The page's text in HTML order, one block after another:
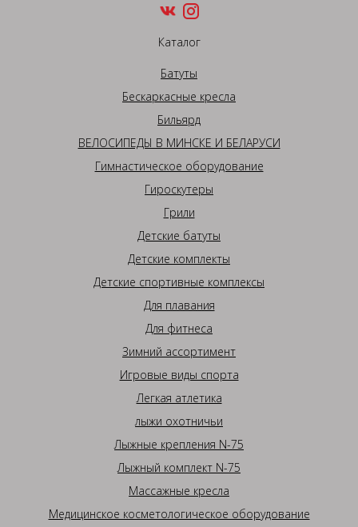
Каталог
Батуты
Бескаркасные кресла
Бильярд
ВЕЛОСИПЕДЫ В МИНСКЕ И БЕЛАРУСИ
Гимнастическое оборудование
Гироскутеры
Грили
Детские батуты
Детские комплекты
Детские спортивные комплексы
Для плавания
Для фитнеса
Зимний ассортимент
Игровые виды спорта
Легкая атлетика
лыжи охотничьи
Лыжные крепления N-75
Лыжный комплект N-75
Массажные кресла
Медицинское косметологическое оборудование